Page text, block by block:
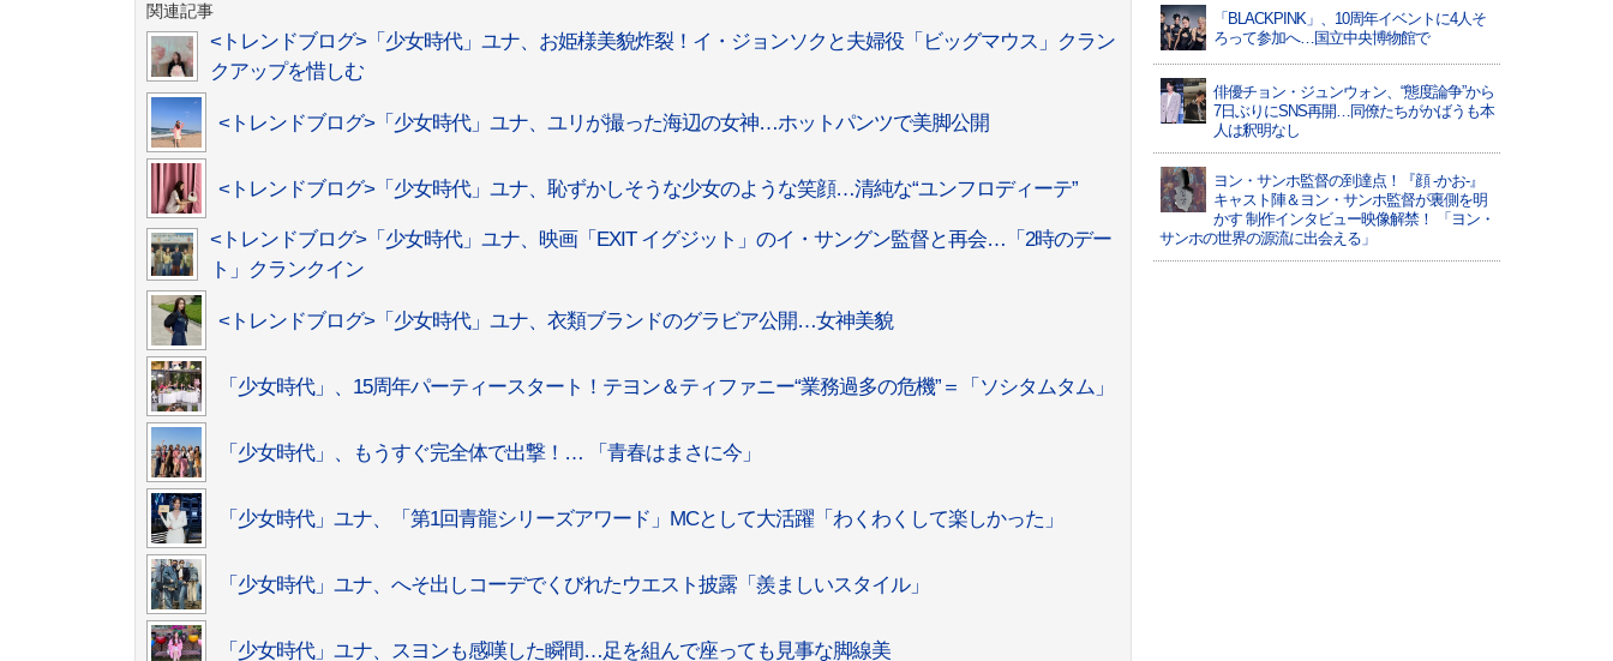
関連記事
<トレンドブログ>「少女時代」ユナ、お姫様美貌炸裂！イ・ジョンソクと夫婦役「ビッグマウス」クラン
クアップを惜しむ
<トレンドブログ>「少女時代」ユナ、ユリが撮った海辺の女神…ホットパンツで美脚公開
<トレンドブログ>「少女時代」ユナ、恥ずかしそうな少女のような笑顔…清純な“ユンフロディーテ”
<トレンドブログ>「少女時代」ユナ、映画「EXIT イグジット」のイ・サングン監督と再会…「2時のデー
ト」クランクイン
<トレンドブログ>「少女時代」ユナ、衣類ブランドのグラビア公開…女神美貌
「少女時代」、15周年パーティースタート！テヨン＆ティファニー“業務過多の危機”＝「ソシタムタム」
「少女時代」、もうすぐ完全体で出撃！… 「青春はまさに今」
「少女時代」ユナ、「第1回青龍シリーズアワード」MCとして大活躍「わくわくして楽しかった」
「少女時代」ユナ、へそ出しコーデでくびれたウエスト披露「羨ましいスタイル」
「少女時代」ユナ、スヨンも感嘆した瞬間…足を組んで座っても見事な脚線美
「BLACKPINK」、10周年イベントに4人そ
ろって参加へ…国立中央博物館で
俳優チョン・ジュンウォン、“態度論争”から
7日ぶりにSNS再開…同僚たちがかばうも本
人は釈明なし
ヨン・サンホ監督の到達点！『顔 -かお-』
キャスト陣＆ヨン・サンホ監督が裏側を明
かす 制作インタビュー映像解禁！ 「ヨン・
サンホの世界の源流に出会える」